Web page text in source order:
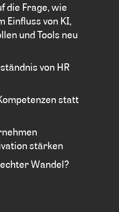
die Frage, wie
Einfluss von KI,
und Tools neu
von HR
statt
stärken
Wandel?